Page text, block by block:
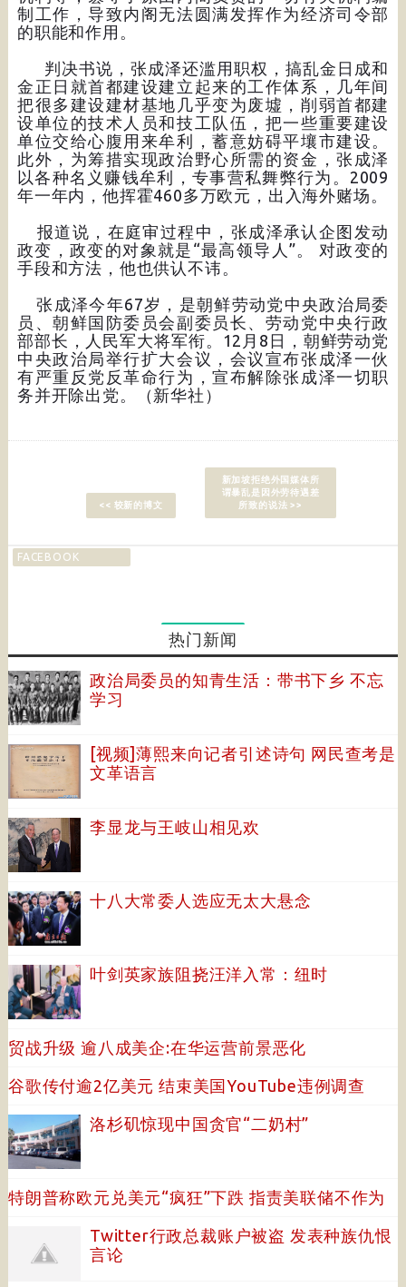
制工作，导致内阁无法圆满发挥作为经济司令部
的职能和作用。
判决书说，张成泽还滥用职权，搞乱金日成和
金正日就首都建设建立起来的工作体系，几年间
把很多建设建材基地几乎变为废墟，削弱首都建
设单位的技术人员和技工队伍，把一些重要建设
单位交给心腹用来牟利，蓄意妨碍平壤市建设。
此外，为筹措实现政治野心所需的资金，张成泽
以各种名义赚钱牟利，专事营私舞弊行为。2009
年一年内，他挥霍460多万欧元，出入海外赌场。
报道说，在庭审过程中，张成泽承认企图发动
政变，政变的对象就是“最高领导人”。 对政变的
手段和方法，他也供认不讳。
张成泽今年67岁，是朝鲜劳动党中央政治局委
员、朝鲜国防委员会副委员长、劳动党中央行政
部部长，人民军大将军衔。12月8日，朝鲜劳动党
中央政治局举行扩大会议，会议宣布张成泽一伙
有严重反党反革命行为，宣布解除张成泽一切职
务并开除出党。（新华社）
<< 较新的博文
新加坡拒绝外国媒体所
谓暴乱是因外劳待遇差
所致的说法 >>
FACEBOOK
热门新闻
政治局委员的知青生活：带书下乡 不忘
学习
[视频]薄熙来向记者引述诗句 网民查考是
文革语言
李显龙与王岐山相见欢
十八大常委人选应无太大悬念
叶剑英家族阻挠汪洋入常：纽时
贸战升级 逾八成美企:在华运营前景恶化
谷歌传付逾2亿美元 结束美国YouTube违例调查
洛杉矶惊现中国贪官“二奶村”
特朗普称欧元兑美元“疯狂”下跌 指责美联储不作为
Twitter行政总裁账户被盗 发表种族仇恨
言论